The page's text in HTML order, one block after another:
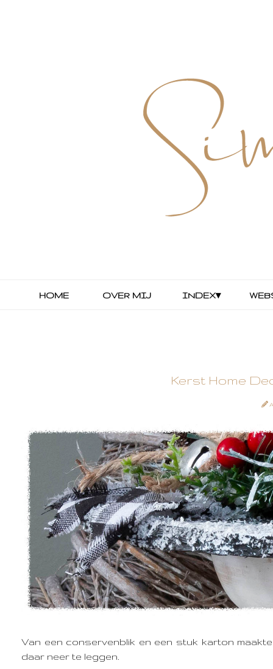
HOME OVER MIJ INDEX▾
Kerst Home
Van een conservenblik en een stuk karton
daar neer te leggen.